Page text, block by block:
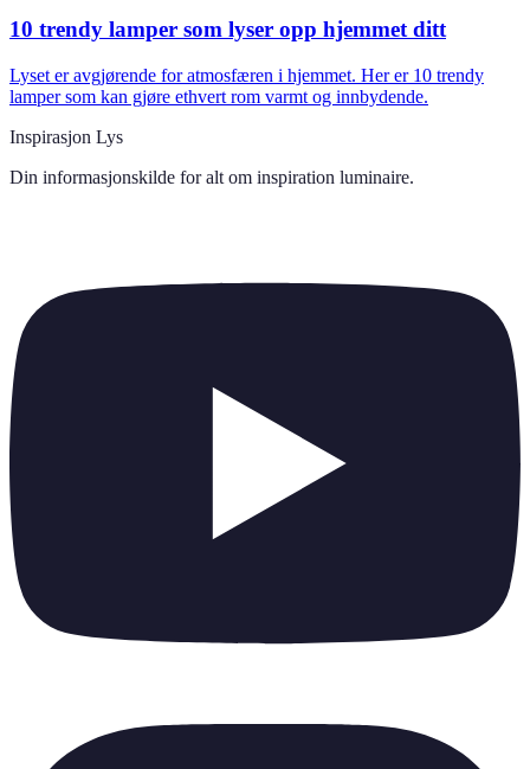
10 trendy lamper som lyser opp hjemmet ditt
Lyset er avgjørende for atmosfæren i hjemmet. Her er 10 trendy
lamper som kan gjøre ethvert rom varmt og innbydende.
Inspirasjon Lys
Din informasjonskilde for alt om inspiration luminaire.